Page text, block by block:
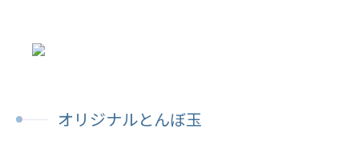
オリジナルとんぼ玉